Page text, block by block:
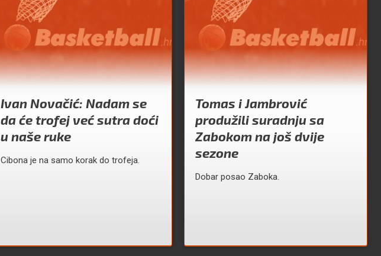
Ivan Novačić: Nadam se
da će trofej već sutra doći
u naše ruke
Cibona je na samo korak do trofeja.
Tomas i Jambrović
produžili suradnju sa
Zabokom na još dvije
sezone
Dobar posao Zaboka.